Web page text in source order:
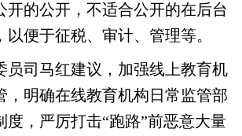
开的公开，不适合公开的在后台
便于征税、审计、管理等。
司马红建议，加强线上教育机
，明确在线教育机构日常监管部
度，严厉打击“跑路”前恶意大量